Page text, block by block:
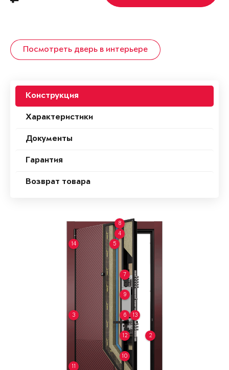
Посмотреть дверь в интерьере
Конструкция
Характеристики
Документы
Гарантия
Возврат товара
2
3
4
5
6
7
8
9
10
11
12
13
14